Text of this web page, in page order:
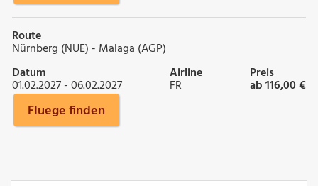
Route
Nürnberg (NUE) - Malaga (AGP)
Datum
01.02.2027 - 06.02.2027
Airline
FR
Preis
ab 116,00 €
Fluege finden